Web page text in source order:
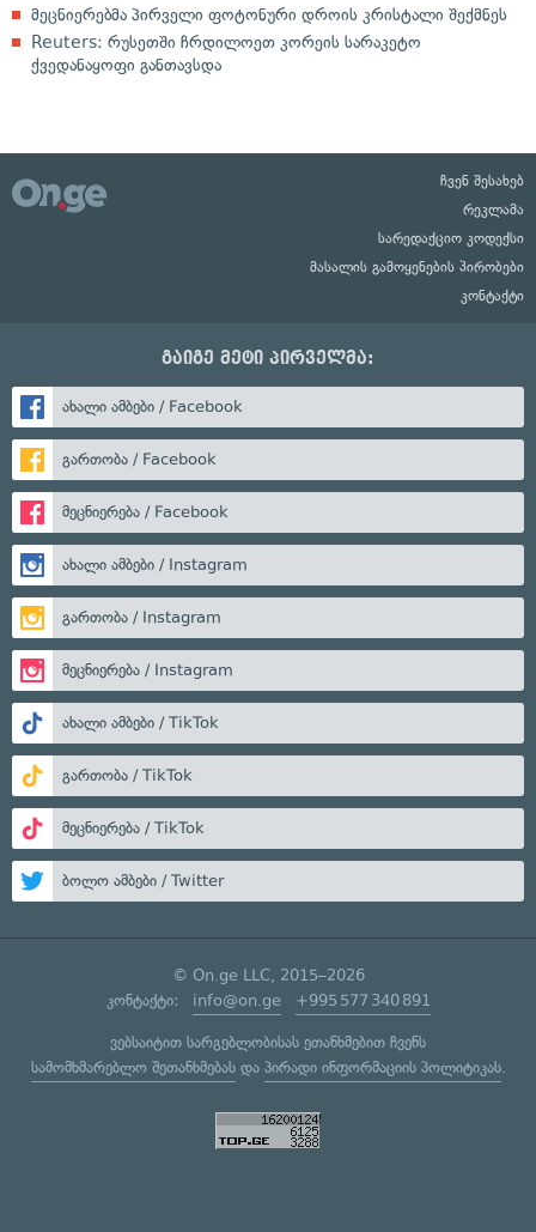
მეცნიერებმა პირველი ფოტონური დროის კრისტალი შექმნეს
Reuters: რუსეთში ჩრდილოეთ კორეის სარაკეტო
ქვედანაყოფი განთავსდა
ჩვენ შესახებ
რეკლამა
სარედაქციო კოდექსი
მასალის გამოყენების პირობები
კონტაქტი
გაიგე მეტი პირველმა:
ახალი ამბები / Facebook
გართობა / Facebook
მეცნიერება / Facebook
ახალი ამბები / Instagram
გართობა / Instagram
მეცნიერება / Instagram
ახალი ამბები / TikTok
გართობა / TikTok
მეცნიერება / TikTok
ბოლო ამბები / Twitter
© On.ge LLC, 2015–2026
კონტაქტი: info@on.ge +995 577 340 891
ვებსაიტით სარგებლობისას ეთანხმებით ჩვენს
სამომხმარებლო შეთანხმებასდა პირადი ინფორმაციის პოლიტიკას.